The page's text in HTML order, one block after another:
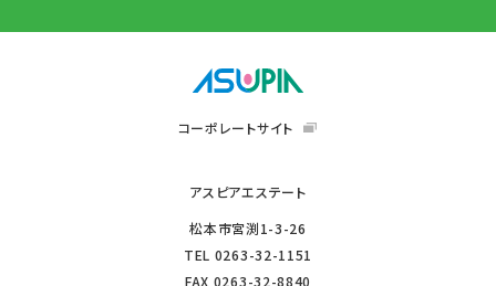
コーポレートサイト
アスピアエステート
松本市宮渕1-3-26
TEL 0263-32-1151
FAX 0263-32-8840